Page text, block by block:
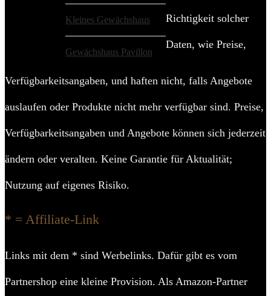
Kleines Gewächshaus
Gewächshaus Pavillon
Richtigkeit solcher
Daten, wie Preise,
Verfügbarkeitsangaben, und haften nicht, falls Angebote
auslaufen oder Produkte nicht mehr verfügbar sind. Preise,
Verfügbarkeitsangaben und Angebote können sich jederzeit
ändern oder veralten. Keine Garantie für Aktualität;
Nutzung auf eigenes Risiko.
* = Affiliate-Link
Links mit dem * sind Werbelinks. Dafür gibt es vom
Partnershop eine kleine Provision. Als Amazon-Partner